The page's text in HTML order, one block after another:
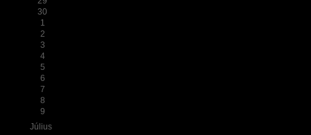
30
1
2
3
4
5
6
7
8
9
Július